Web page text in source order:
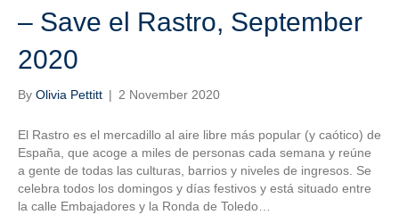
– Save el Rastro, September
2020
By Olivia Pettitt | 2 November 2020
El Rastro es el mercadillo al aire libre más popular (y caótico) de
España, que acoge a miles de personas cada semana y reúne
a gente de todas las culturas, barrios y niveles de ingresos. Se
celebra todos los domingos y días festivos y está situado entre
la calle Embajadores y la Ronda de Toledo…